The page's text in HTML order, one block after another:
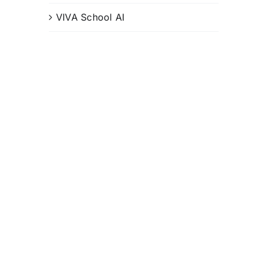
VIVA School AI